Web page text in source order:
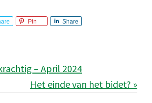
Pin Share
– April 2024
Het einde van het bidet? »